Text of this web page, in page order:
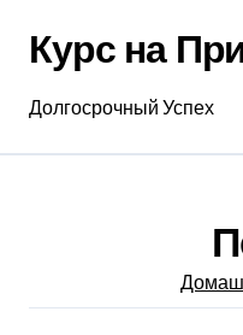
содержанию
Курс на
Долгосрочный Успех